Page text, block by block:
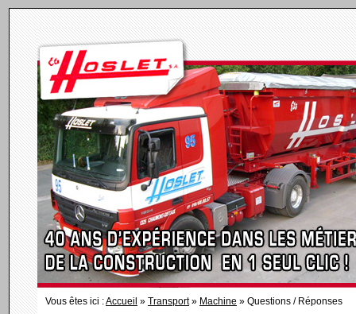
Vous êtes ici :Accueil » Transport» Machine » Questions / Réponses